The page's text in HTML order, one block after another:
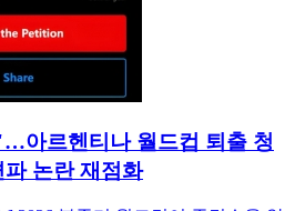
아르헨티나 월드컵 퇴출 청
논란 재점화